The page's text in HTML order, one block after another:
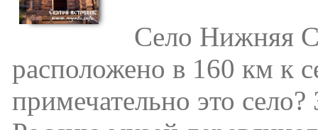
Село Нижняя
расположено в 160 км к
примечательно это